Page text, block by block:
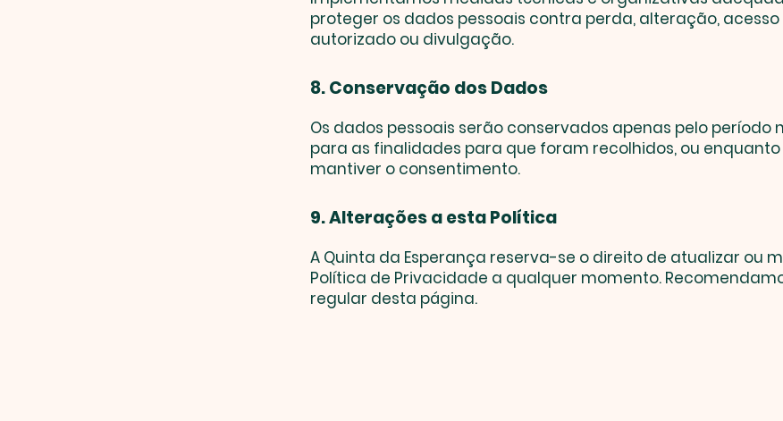
proteger os dados pessoais contra perda, alteração,
autorizado ou divulgação.
8. Conservação dos Dados
Os dados pessoais serão conservados apenas pelo período
para as finalidades para que foram recolhidos, ou
mantiver o consentimento.
9. Alterações a esta Política
A Quinta da Esperança reserva-se o direito de atualizar ou
Política de Privacidade a qualquer momento.
regular desta página.